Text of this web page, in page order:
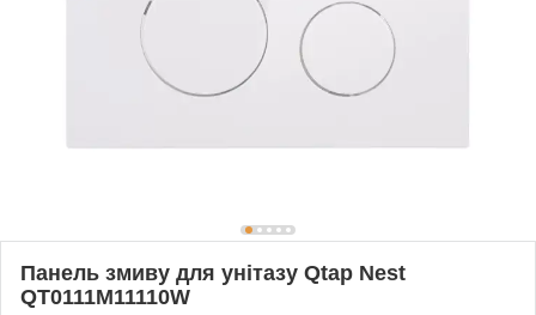
Панель змиву для унітазу Qtap Nest
QT0111M11110W